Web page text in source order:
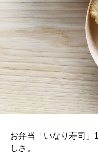
お弁当「いなり寿司」
しさ。